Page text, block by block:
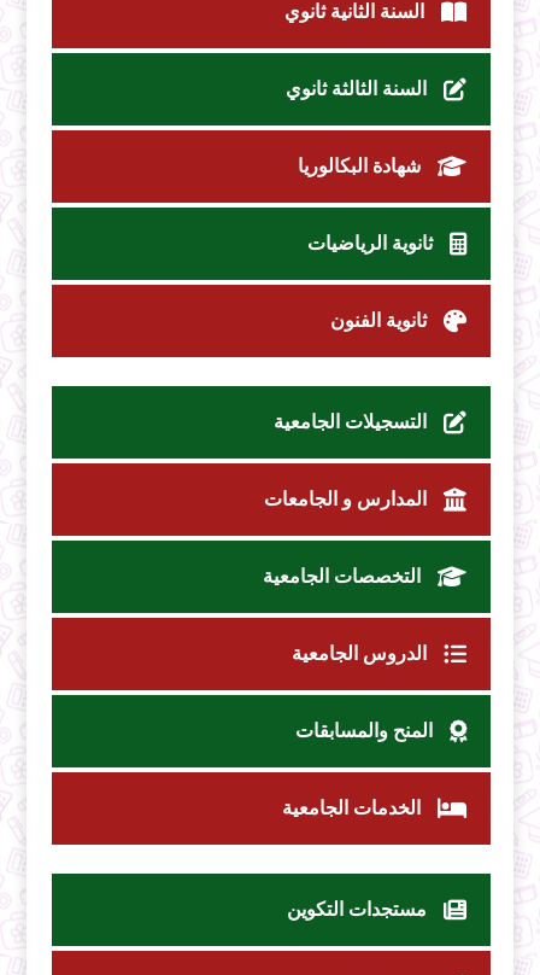
السنة الثانية ثانوي
السنة الثالثة ثانوي
شهادة البكالوريا
ثانوية الرياضيات
ثانوية الفنون
التسجيلات الجامعية
المدارس و الجامعات
التخصصات الجامعية
الدروس الجامعية
المنح والمسابقات
الخدمات الجامعية
مستجدات التكوين